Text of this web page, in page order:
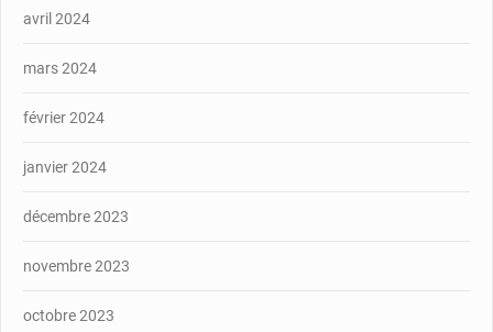
avril 2024
mars 2024
février 2024
janvier 2024
décembre 2023
novembre 2023
octobre 2023